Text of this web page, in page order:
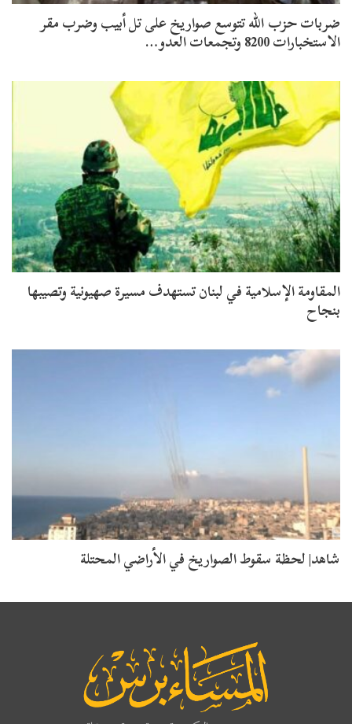
ضربات حزب الله تتوسع صواريخ على تل أبيب وضرب مقر
الاستخبارات 8200 وتجمعات العدو…
المقاومة الإسلامية في لبنان تستهدف مسيرة صهيونية وتصيبها
بنجاح
شاهد| لحظة سقوط الصواريخ في الأراضي المحتلة